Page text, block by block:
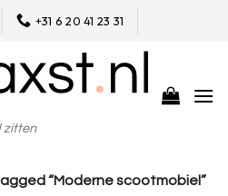
+31 6 20 41 23 31
zitten
“Moderne scootmobiel”